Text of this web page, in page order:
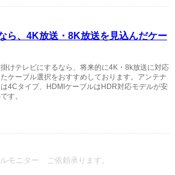
ら、4K放送・8K放送を見込んだケー
けテレビにするなら、将来的に4K・8k放送に対応
たケーブル選択をおすすめしております。アンテナ
4Cタイプ、HDMIケーブルはHDR対応モデルが安
す。
モニター ご依頼承ります。